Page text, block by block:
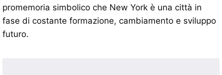
promemoria simbolico che New York è una città in
fase di costante formazione, cambiamento e sviluppo
futuro.